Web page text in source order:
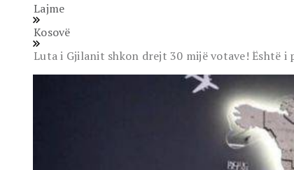
Lajme
Kosovë
Luta i Gjilanit shkon drejt 30 mijë votave! Është